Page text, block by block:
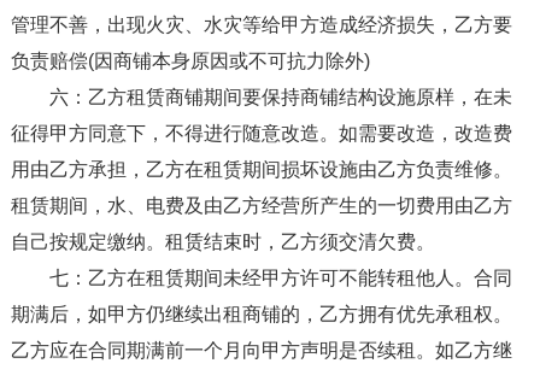
管理不善，出现火灾、水灾等给甲方造成经济损失，乙方要
负责赔偿(因商铺本身原因或不可抗力除外)
六：乙方租赁商铺期间要保持商铺结构设施原样，在未
征得甲方同意下，不得进行随意改造。如需要改造，改造费
用由乙方承担，乙方在租赁期间损坏设施由乙方负责维修。
租赁期间，水、电费及由乙方经营所产生的一切费用由乙方
自己按规定缴纳。租赁结束时，乙方须交清欠费。
七：乙方在租赁期间未经甲方许可不能转租他人。合同
期满后，如甲方仍继续出租商铺的，乙方拥有优先承租权。
乙方应在合同期满前一个月向甲方声明是否续租。如乙方继